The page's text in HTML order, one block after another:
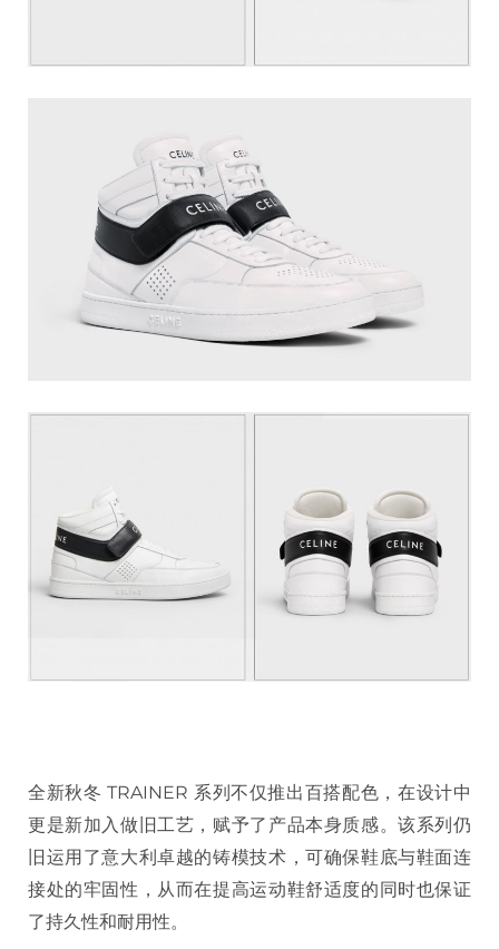
全新秋冬 TRAINER 系列不仅推出百搭配色，在设计中
更是新加入做旧工艺，赋予了产品本身质感。该系列仍
旧运用了意大利卓越的铸模技术，可确保鞋底与鞋面连
接处的牢固性，从而在提高运动鞋舒适度的同时也保证
了持久性和耐用性。